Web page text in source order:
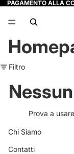
PAGAMENTO ALLA
Filtro
Prova a
Chi Siamo
Contatti